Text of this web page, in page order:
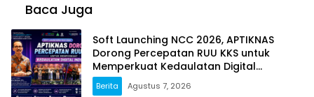
Baca Juga
Soft Launching NCC 2026, APTIKNAS
Dorong Percepatan RUU KKS untuk
Memperkuat Kedaulatan Digital
Indonesia
Berita Agustus 7, 2026